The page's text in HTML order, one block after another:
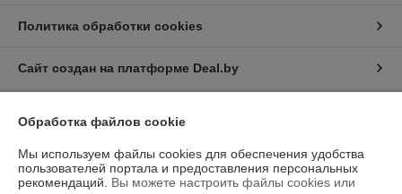
Политика обработки cookies
Сайт создан на платформе Deal.by
Информация для покупателя
Юридическое лицо:Общество с ограниченной ответственностью
“Трейдхаб”
РБ, 223056, г.Минская обл., Минский р-н, аг.Сеница, Сеницкий с/с,
д.11А, пом.4
Обработка файлов cookie
Мы используем файлы cookies для обеспечения удобства
пользователей портала и предоставления персональных
рекомендаций. Вы можете настроить файлы cookies или